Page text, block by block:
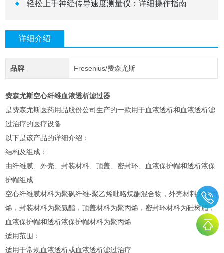
轻松上手神经传导速度测量仪：详细操作指南
详细介绍
品牌 Fresenius/费森尤斯
费森尤斯空心纤维血液透析滤过器
是费森尤斯医药用品股份公司生产的一款用于血液透析和血液透析滤
过治疗的医疗设备
以下是该产品的详细介绍：
结构及组成：
由纤维膜、外壳、封装材料、顶盖、密封环、血液保护帽和透析液保
护帽组成
空心纤维膜材料为聚砜纤维-聚乙烯吡咯烷酮混合物，外壳材料为聚丙
烯，封装材料为聚氨酯，顶盖材料为聚丙烯，密封环材料为硅树脂，
血液保护帽和透析液保护帽材料为聚丙烯
适用范围：
适用于常规血液透析或血液透析滤过治疗